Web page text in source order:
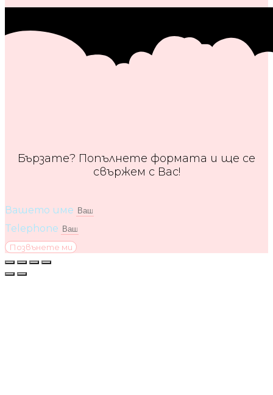
Бързате? Попълнете формата и ще се
свържем с Вас!
Вашето име
Telephone
Позвънете ми